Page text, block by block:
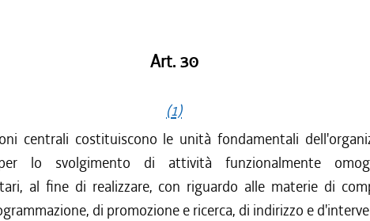
Art. 30
(1)
centrali costituiscono le unità fondamentali
lo svolgimento di attività funzionalmente
al fine di realizzare, con riguardo alle materie di
di promozione e ricerca, di indirizzo e